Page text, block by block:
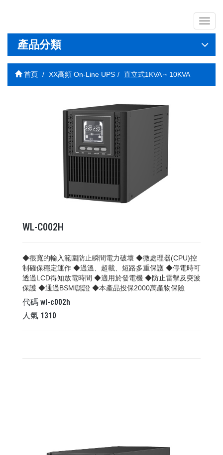
導
覽
列
關
產品分類
首頁 XX高頻 On-Line UPS 直立式1KVA ~ 10KVA
WL-C002H
◆很寬的輸入範圍防止瞬間電力破壞 ◆微處理器(CPU)控
制確保穩定運作 ◆過溫、超載、短路多重保護 ◆停電時可
透過LCD得知放電時間 ◆適用於發電機 ◆防止雷擊及突波
保護 ◆通過BSMI認證 ◆本產品投保2000萬產物保險
代碼 wl-c002h
人氣 1310